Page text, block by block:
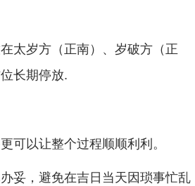
太岁方（正南） 、 岁破方（正
长期停放.
可以让整个过程顺顺利利。
妥，避免在吉日当天因琐事忙乱